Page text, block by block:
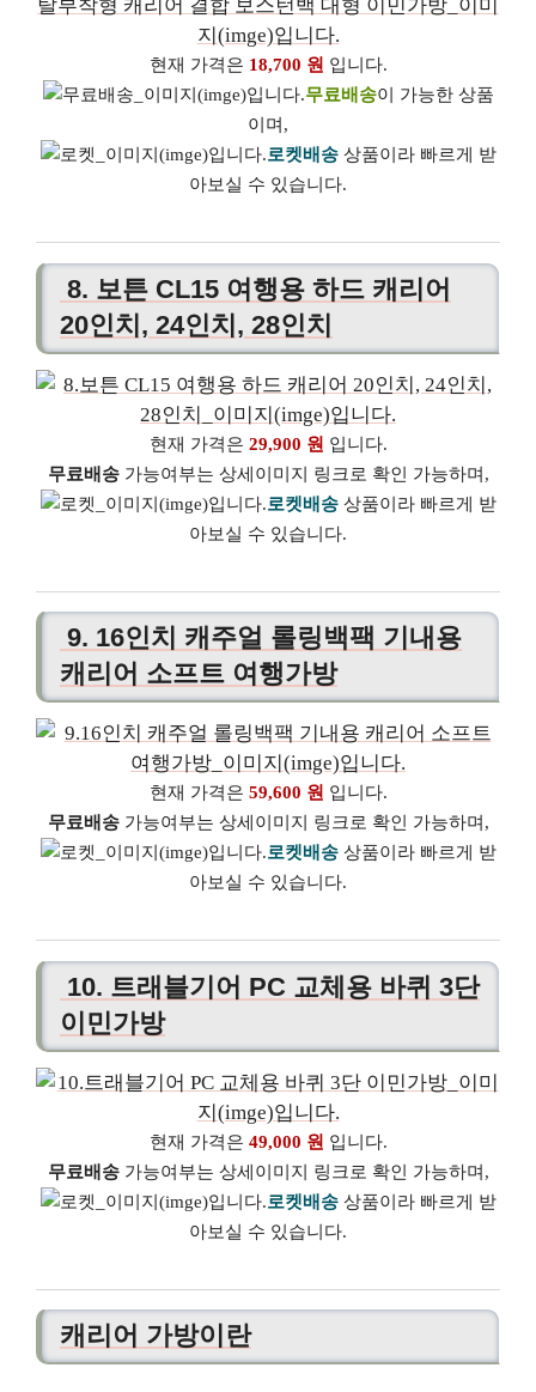
현재 가격은 18,700 원 입니다.
무료배송이 가능한 상품
이며,
로켓배송상품이라 빠르게 받
아보실 수 있습니다.
8. 보튼 CL15 여행용 하드 캐리어
20인치, 24인치, 28인치
현재 가격은 29,900 원 입니다.
무료배송가능여부는 상세이미지 링크로 확인 가능하며,
로켓배송상품이라 빠르게 받
아보실 수 있습니다.
9. 16인치 캐주얼 롤링백팩 기내용
캐리어 소프트 여행가방
현재 가격은 59,600 원 입니다.
무료배송가능여부는 상세이미지 링크로 확인 가능하며,
로켓배송상품이라 빠르게 받
아보실 수 있습니다.
10. 트래블기어 PC 교체용 바퀴 3단
이민가방
현재 가격은 49,000 원 입니다.
무료배송가능여부는 상세이미지 링크로 확인 가능하며,
로켓배송상품이라 빠르게 받
아보실 수 있습니다.
캐리어 가방이란